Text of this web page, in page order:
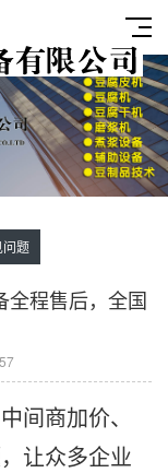
问题
全程售后，全国
间商加价、
让众多企业